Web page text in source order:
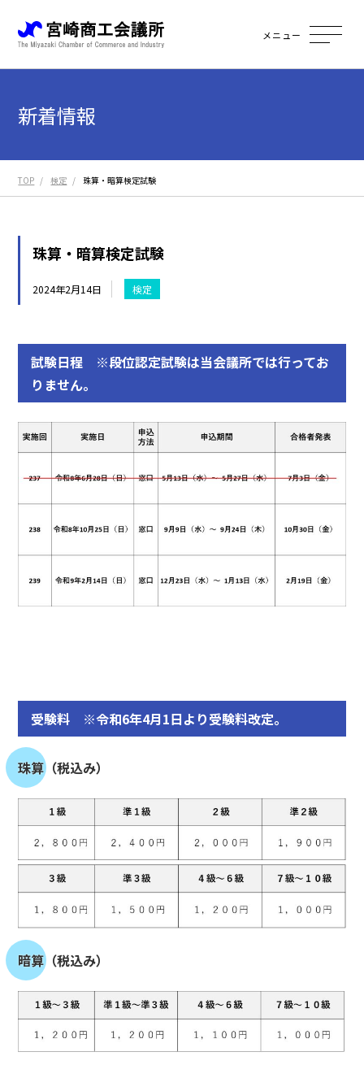
メニュー
新着情報
TOP 検定 珠算・暗算検定試験
珠算・暗算検定試験
2024年2月14日 検定
試験日程 ※段位認定試験は当会議所では行ってお
りません。
受験料 ※令和6年4月1日より受験料改定。
珠算（税込み）
暗算（税込み）